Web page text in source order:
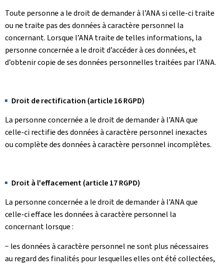
Toute personne a le droit de demander à l’ANA si celle-ci traite
ou ne traite pas des données à caractère personnel la
concernant. Lorsque l’ANA traite de telles informations, la
personne concernée a le droit d’accéder à ces données, et
d’obtenir copie de ses données personnelles traitées par l’ANA.
Droit de rectification (article 16 RGPD)
La personne concernée a le droit de demander à l’ANA que
celle-ci rectifie des données à caractère personnel inexactes
ou complète des données à caractère personnel incomplètes.
Droit à l'effacement (article 17 RGPD)
La personne concernée a le droit de demander à l’ANA que
celle-ci efface les données à caractère personnel la
concernant lorsque :
− les données à caractère personnel ne sont plus nécessaires
au regard des finalités pour lesquelles elles ont été collectées,